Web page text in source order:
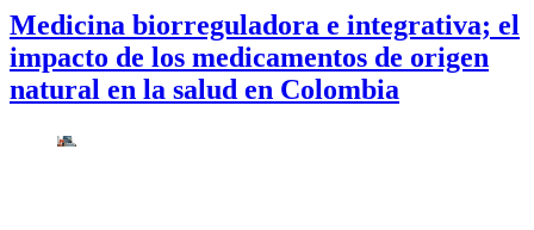
Medicina biorreguladora e integrativa; el
impacto de los medicamentos de origen
natural en la salud en Colombia